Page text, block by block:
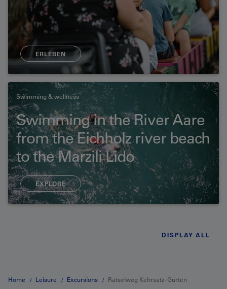
ERLEBEN
Swimming & wellness
Swimming in the River Aare
from the Eichholz river beach
to the Marzili Lido
EXPLORE
DISPLAY ALL
Home Leisure Excursions Rätselweg Kehrsatz–Gurten